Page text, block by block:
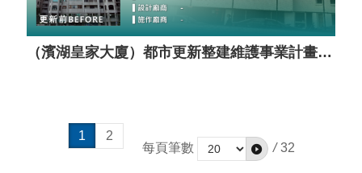
（濱湖皇家大廈）都市更新整建維護事業計畫案（套餐A）
1
2
每頁筆數
/ 32